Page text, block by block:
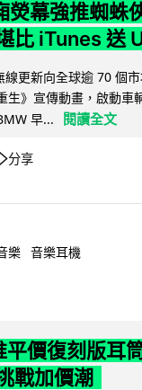
熒幕強推蜘蛛
比 iTunes 送
線更新向全球逾 70 個
生》宣傳動畫，啟動車
早...
閱讀全文
分享
樂 音樂耳機
平價復刻版耳
戰加價潮